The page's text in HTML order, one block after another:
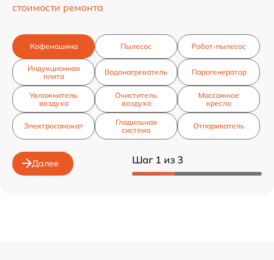
Шаг 1 из 3
стоимости ремонта
Кофемашина Пылесос Робот-пылесос
Индукционная
плита
Водонагреватель Парогенератор
Увлажнитель
воздуха
Очиститель
воздуха
Массажное
кресло
Электросамокат
Гладильная
система
Отпариватель
Далее